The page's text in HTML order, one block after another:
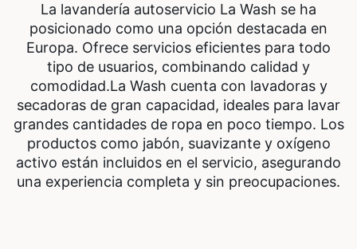
La lavandería autoservicio La Wash se ha
posicionado como una opción destacada en
Europa. Ofrece servicios eficientes para todo
tipo de usuarios, combinando calidad y
comodidad.La Wash cuenta con lavadoras y
secadoras de gran capacidad, ideales para lavar
grandes cantidades de ropa en poco tiempo. Los
productos como jabón, suavizante y oxígeno
activo están incluidos en el servicio, asegurando
una experiencia completa y sin preocupaciones.